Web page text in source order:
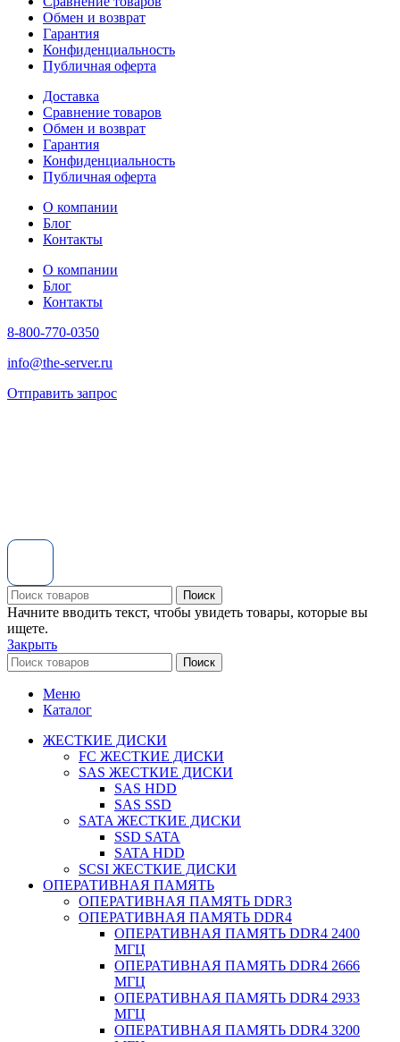
Обмен и возврат
Гарантия
Конфиденциальность
Публичная оферта
Доставка
Сравнение товаров
Обмен и возврат
Гарантия
Конфиденциальность
Публичная оферта
О компании
Блог
Контакты
О компании
Блог
Контакты
8-800-770-0350
info@the-server.ru
Отправить запрос
Поиск
Начните вводить текст, чтобы увидеть товары, которые вы
ищете.
Закрыть
Поиск
Меню
Каталог
ЖЕСТКИЕ ДИСКИ
FC ЖЕСТКИЕ ДИСКИ
SAS ЖЕСТКИЕ ДИСКИ
SAS HDD
SAS SSD
SATA ЖЕСТКИЕ ДИСКИ
SSD SATA
SATA HDD
SCSI ЖЕСТКИЕ ДИСКИ
ОПЕРАТИВНАЯ ПАМЯТЬ
ОПЕРАТИВНАЯ ПАМЯТЬ DDR3
ОПЕРАТИВНАЯ ПАМЯТЬ DDR4
ОПЕРАТИВНАЯ ПАМЯТЬ DDR4 2400
МГЦ
ОПЕРАТИВНАЯ ПАМЯТЬ DDR4 2666
МГЦ
ОПЕРАТИВНАЯ ПАМЯТЬ DDR4 2933
МГЦ
ОПЕРАТИВНАЯ ПАМЯТЬ DDR4 3200